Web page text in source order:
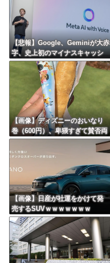
更新中止のお知らせ
【悲報】Google、Geminiが大赤
字、史上初のマイナスキャッシ
ュフローに陥る・・・
【画像】ディズニーのおいなり
巻（600円）、卑猥すぎて賛否両
論ｗｗｗｗｗｗｗｗｗ
【画像】日産が社運をかけて発
売するSUVｗｗｗｗｗｗｗ